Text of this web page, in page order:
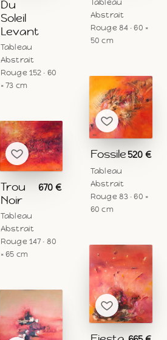
Du
Soleil
Levant
Tableau
Abstrait
Rouge 152 · 60
× 73 cm
Trou
Noir
670 €
Tableau
Abstrait
Rouge 147 · 80
× 65 cm
Tableau
Abstrait
Rouge 84 · 60 ×
50 cm
Fossile520 €
Tableau
Abstrait
Rouge 83 · 60 ×
60 cm